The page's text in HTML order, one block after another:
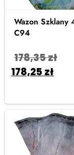
Wazon Szklany
C94
178,35zł
178,25 zł